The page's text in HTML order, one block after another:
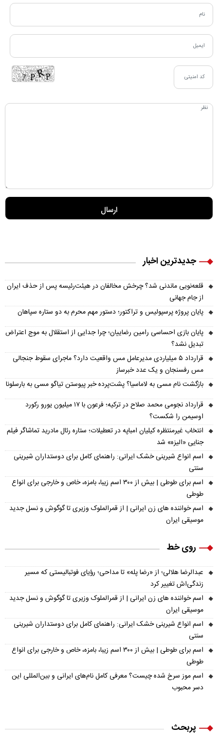
جدیدترین اخبار
قلعه‌نویی ماندنی شد؟ چرخش مخالفان در هیئت‌رئیسه پس از حذف ایران
از جام جهانی
پایان پروژه پرسپولیس و تراکتور؛ دستور مهم محرم به دو ستاره سپاهان
پایان بازی احساسی رامین رضاییان؛ چرا جدایی از استقلال به موج اعتراض
تبدیل نشد؟
قرارداد ۵ میلیاردی مدیرعامل مس واقعیت دارد؟ ماجرای سقوط جنجالی
مس رفسنجان و یک عدد خبرساز
بازگشت نام مسی به لاماسیا؟ پشت‌پرده خبر پیوستن تیاگو مسی به بارسلونا
قرارداد نجومی محمد صلاح در ترکیه؛ فرعون با ۱۷ میلیون یورو رکورد
اوسیمن را شکست؟
انتخاب غیرمنتظره کیلیان امباپه در تعطیلات؛ ستاره رئال مادرید تماشاگر فیلم
جنایی «الیزه» شد
اسم انواع شیرینی خشک ایرانی: راهنمای کامل برای دوستداران شیرینی
سنتی
اسم برای طوطی | بیش از ۳۰۰ اسم زیبا، بامزه، خاص و خارجی برای انواع
طوطی
اسم خواننده های زن ایرانی | از قمرالملوک وزیری تا گوگوش و نسل جدید
موسیقی ایران
روی خط
عبدالرضا هلالی؛ از «رضا پله» تا مداحی؛ رؤیای فوتبالیستی که مسیر
زندگی‌اش تغییر کرد
اسم خواننده های زن ایرانی | از قمرالملوک وزیری تا گوگوش و نسل جدید
موسیقی ایران
اسم انواع شیرینی خشک ایرانی: راهنمای کامل برای دوستداران شیرینی
سنتی
اسم برای طوطی | بیش از ۳۰۰ اسم زیبا، بامزه، خاص و خارجی برای انواع
طوطی
اسم موز سرخ شده چیست؟ معرفی کامل نام‌های ایرانی و بین‌المللی این
دسر محبوب
پربحث